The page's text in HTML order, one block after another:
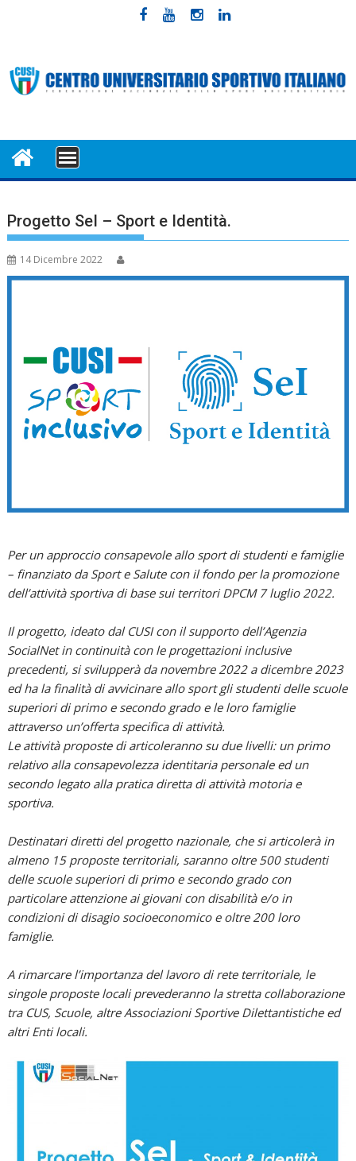
MENU
Progetto SeI – Sport e Identità.
14 Dicembre 2022
Per un approccio consapevole allo sport di studenti e famiglie
– finanziato da Sport e Salute con il fondo per la promozione
dell’attività sportiva di base sui territori DPCM 7 luglio 2022.
Il progetto, ideato dal CUSI con il supporto dell’Agenzia
SocialNet in continuità con le progettazioni inclusive
precedenti, si svilupperà da novembre 2022 a dicembre 2023
ed ha la finalità di avvicinare allo sport gli studenti delle scuole
superiori di primo e secondo grado e le loro famiglie
attraverso un’offerta specifica di attività.
Le attività proposte di articoleranno su due livelli: un primo
relativo alla consapevolezza identitaria personale ed un
secondo legato alla pratica diretta di attività motoria e
sportiva.
Destinatari diretti del progetto nazionale, che si articolerà in
almeno 15 proposte territoriali, saranno oltre 500 studenti
delle scuole superiori di primo e secondo grado con
particolare attenzione ai giovani con disabilità e/o in
condizioni di disagio socioeconomico e oltre 200 loro
famiglie.
A rimarcare l’importanza del lavoro di rete territoriale, le
singole proposte locali prevederanno la stretta collaborazione
tra CUS, Scuole, altre Associazioni Sportive Dilettantistiche ed
altri Enti locali.